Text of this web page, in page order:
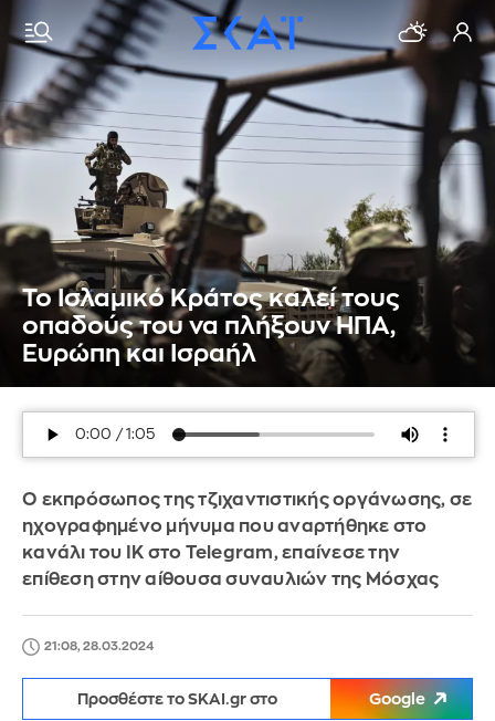
Το Ισλαμικό Κράτος καλεί τους
οπαδούς του να πλήξουν ΗΠΑ,
Ευρώπη και Ισραήλ
Ο εκπρόσωπος της τζιχαντιστικής οργάνωσης, σε
ηχογραφημένο μήνυμα που αναρτήθηκε στο
κανάλι του ΙΚ στο Telegram, επαίνεσε την
επίθεση στην αίθουσα συναυλιών της Μόσχας
21:08, 28.03.2024
Προσθέστε το SKAI.gr στο Google